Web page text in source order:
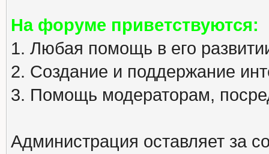
На форуме приветствуются:
1. Любая помощь в его
2. Создание и поддержание
3. Помощь модераторам,
Администрация оставляет за